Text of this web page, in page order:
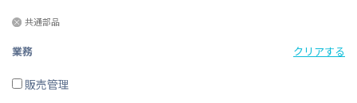
共通部品
業務 クリアする
販売管理